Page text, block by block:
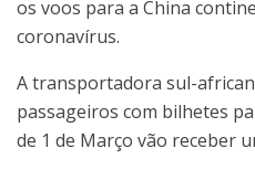
os voos para a China
coronavírus.
A transportadora sul-
passageiros com bilhetes
de 1 de Março vão receber